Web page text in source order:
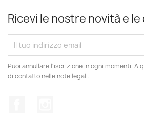
Ricevi le nostre novità e
Puoi annullare l'iscrizione in ogni momenti. A
di contatto nelle note legali.